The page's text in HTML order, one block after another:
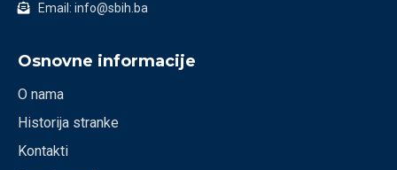
Email: info@sbih.ba
Osnovne informacije
O nama
Historija stranke
Kontakti